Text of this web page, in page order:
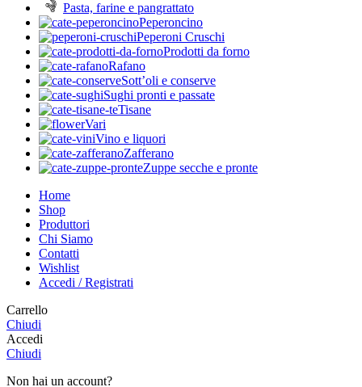
Pasta, farine e pangrattato
Peperoncino
Peperoni Cruschi
Prodotti da forno
Rafano
Sott’oli e conserve
Sughi pronti e passate
Tisane
Vari
Vino e liquori
Zafferano
Zuppe secche e pronte
Home
Shop
Produttori
Chi Siamo
Contatti
Wishlist
Accedi / Registrati
Carrello
Chiudi
Accedi
Chiudi
Non hai un account?